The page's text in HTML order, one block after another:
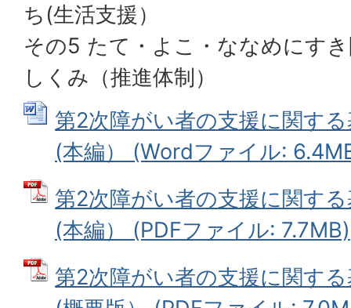
ち(生活支援）
その5 たて・よこ・ななめにす
しくみ（推進体制）
第2次障がい者の支援に関す
(本編） (Wordファイル:
第2次障がい者の支援に関す
(本編） (PDFファイル: 7.7MB)
第2次障がい者の支援に関す